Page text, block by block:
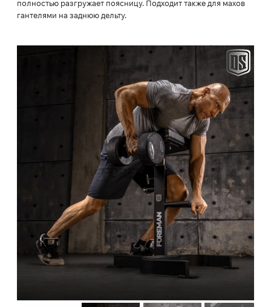
полностью разгружает поясницу. Подходит также для махов
гантелями на заднюю дельту.